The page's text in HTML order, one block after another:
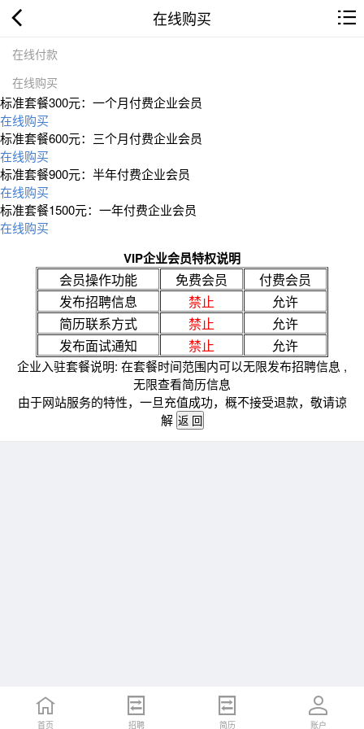
在线购买
在线付款
在线购买
标准套餐300元：一个月付费企业会员
在线购买
标准套餐600元：三个月付费企业会员
在线购买
标准套餐900元：半年付费企业会员
在线购买
标准套餐1500元：一年付费企业会员
在线购买
VIP企业会员特权说明
会员操作功能 免费会员
付费会员
发布招聘信息
禁止
允许
简历联系方式
禁止
允许
发布面试通知
禁止 允许
企业入驻套餐说明: 在套餐时间范围内可以无限发布招聘信息 ,
无限查看简历信息
由于网站服务的特性，一旦充值成功，概不接受退款，敬请谅
解
首页 招聘 简历 账户